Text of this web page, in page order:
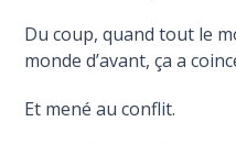
Du coup, quand tout le
monde d’avant, ça a
Et mené au conflit.